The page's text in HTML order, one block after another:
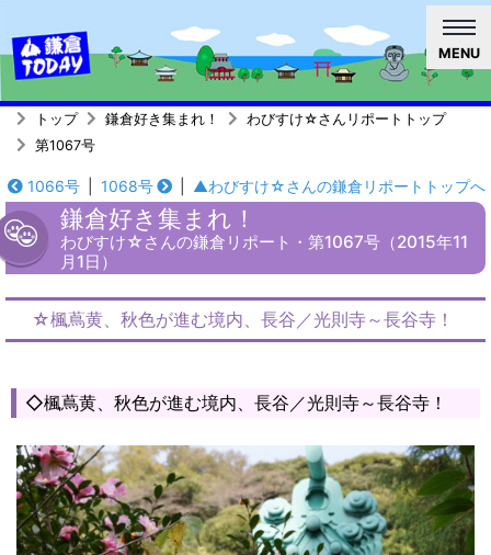
MENU
トップ 鎌倉好き集まれ！
わびすけ☆さんリポートトップ
第1067号
1066号 1068号 ▲わびすけ☆さんの鎌倉リポートトップへ
鎌倉好き集まれ！
わびすけ☆さんの鎌倉リポート・第1067号（2015年11
月1日）
☆楓蔦黄、秋色が進む境内、長谷／光則寺～長谷寺！
◇楓蔦黄、秋色が進む境内、長谷／光則寺～長谷寺！